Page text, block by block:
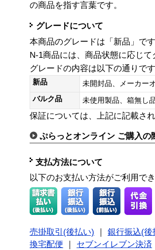
の商品を指す言葉です。
グレードについて
本商品のグレードは「新品」です
N-1商品には、商品状態に応じ
グレードの内容は以下の通りで
新品
未開封品、メーカー
バルク品
未使用製品、箱無
保証については、上記に記載さ
ぷらっとオンライン ご購入の
支払方法について
以下のお支払い方法がご利用で
売掛取引(後払い)
銀行振込(後
換宅配便
セブンイレブン決済